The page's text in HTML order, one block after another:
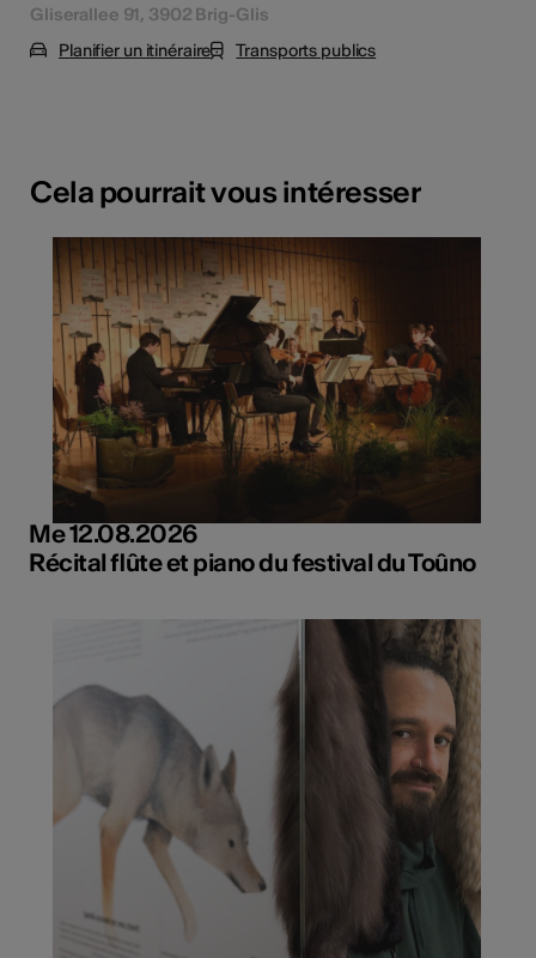
Gliserallee 91, 3902 Brig-Glis
Planifier un itinéraire
Transports publics
Cela pourrait vous intéresser
Me 12.08.2026
Récital flûte et piano du festival du Toûno